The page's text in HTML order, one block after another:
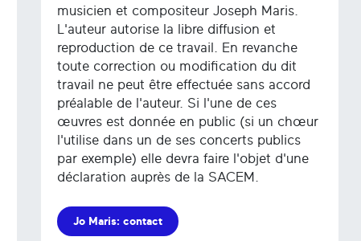
musicien et compositeur Joseph Maris.
L'auteur autorise la libre diffusion et
reproduction de ce travail. En revanche
toute correction ou modification du dit
travail ne peut être effectuée sans accord
préalable de l'auteur. Si l'une de ces
œuvres est donnée en public (si un chœur
l'utilise dans un de ses concerts publics
par exemple) elle devra faire l'objet d'une
déclaration auprès de la SACEM.
Jo Maris: contact